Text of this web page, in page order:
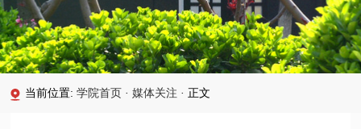
当前位置:学院首页 · 媒体关注 · 正文